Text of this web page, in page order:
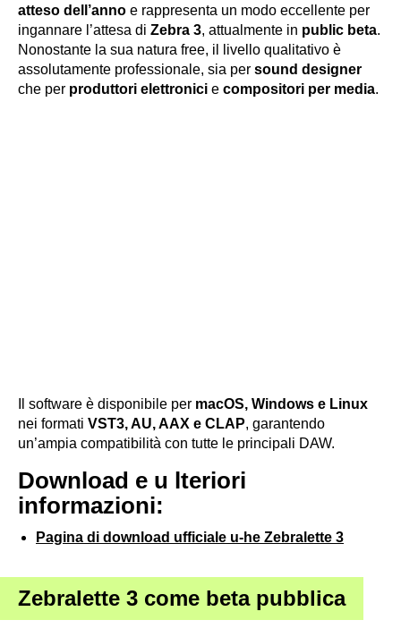
atteso dell’anno e rappresenta un modo eccellente per
ingannare l’attesa di Zebra 3, attualmente in public beta.
Nonostante la sua natura free, il livello qualitativo è
assolutamente professionale, sia per sound designer
che per produttori elettronici e compositori per media.
Il software è disponibile per macOS, Windows e Linux
nei formati VST3, AU, AAX e CLAP, garantendo
un’ampia compatibilità con tutte le principali DAW.
Download e u lteriori
informazioni:
Pagina di download ufficiale u-he Zebralette 3
Zebralette 3 come beta pubblica